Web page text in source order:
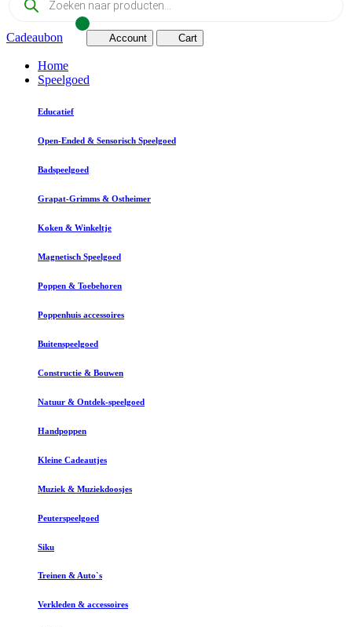
zoeken
Cadeaubon Account Cart
Home
Speelgoed
Educatief
Open-Ended & Sensorisch Speelgoed
Badspeelgoed
Grapat-Grimms & Ostheimer
Koken & Winkeltje
Magnetisch Speelgoed
Poppen & Toebehoren
Poppenhuis accessoires
Buitenspeelgoed
Constructie & Bouwen
Natuur & Ontdek-speelgoed
Handpoppen
Kleine Cadeautjes
Muziek & Muziekdoosjes
Peuterspeelgoed
Siku
Treinen & Auto`s
Verkleden & accessoires